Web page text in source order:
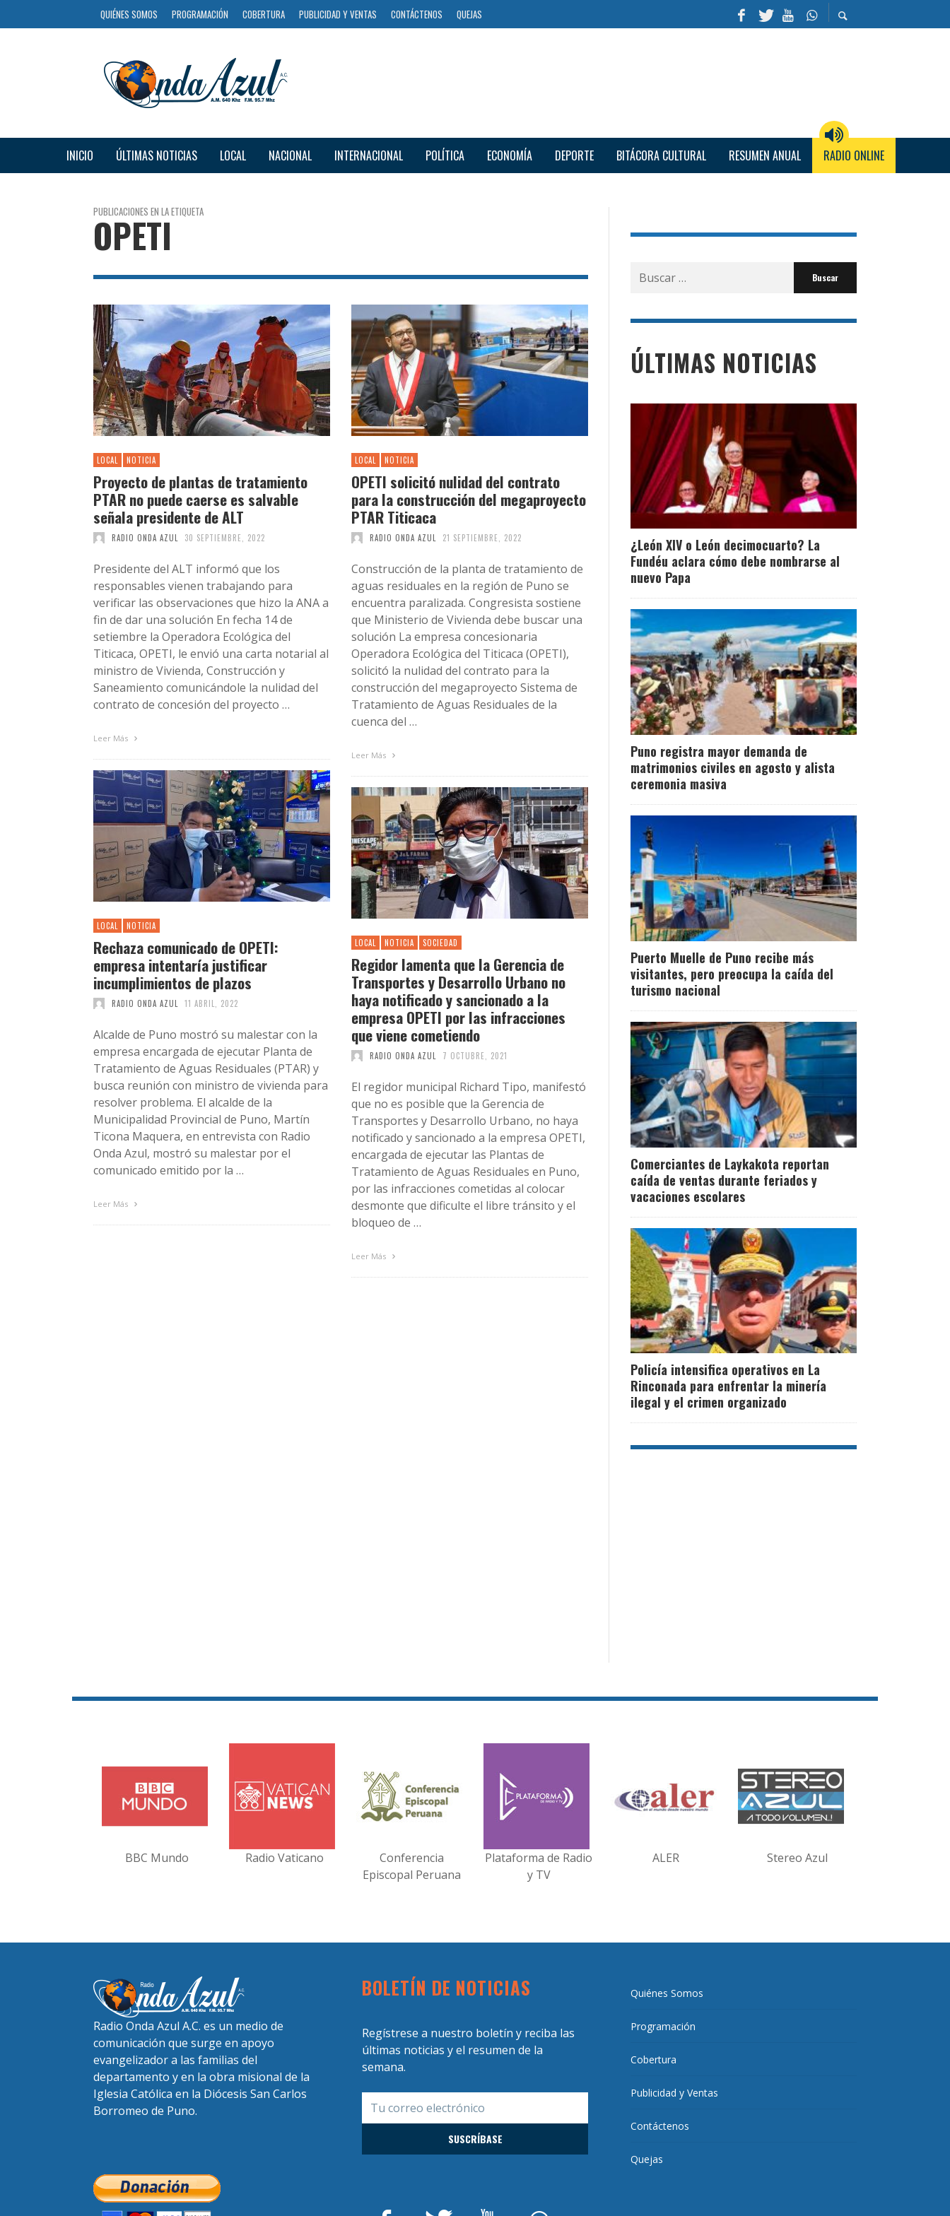
QUIÉNES SOMOS PROGRAMACIÓN COBERTURA PUBLICIDAD Y VENTAS CONTÁCTENOS QUEJAS
INICIO ÚLTIMAS NOTICIAS LOCAL NACIONAL INTERNACIONAL POLÍTICA ECONOMÍA DEPORTE BITÁCORA CULTURAL RESUMEN ANUAL RADIO ONLINE
PUBLICACIONES EN LA ETIQUETA
OPETI
LOCAL NOTICIA
Proyecto de plantas de tratamiento
PTAR no puede caerse es salvable
señala presidente de ALT
RADIO ONDA AZUL 30 SEPTIEMBRE, 2022
Presidente del ALT informó que los
responsables vienen trabajando para
verificar las observaciones que hizo la ANA a
fin de dar una solución En fecha 14 de
setiembre la Operadora Ecológica del
Titicaca, OPETI, le envió una carta notarial al
ministro de Vivienda, Construcción y
Saneamiento comunicándole la nulidad del
contrato de concesión del proyecto …
Leer Más
LOCAL NOTICIA
OPETI solicitó nulidad del contrato
para la construcción del megaproyecto
PTAR Titicaca
RADIO ONDA AZUL 21 SEPTIEMBRE, 2022
Construcción de la planta de tratamiento de
aguas residuales en la región de Puno se
encuentra paralizada. Congresista sostiene
que Ministerio de Vivienda debe buscar una
solución La empresa concesionaria
Operadora Ecológica del Titicaca (OPETI),
solicitó la nulidad del contrato para la
construcción del megaproyecto Sistema de
Tratamiento de Aguas Residuales de la
cuenca del …
Leer Más
LOCAL NOTICIA
Rechaza comunicado de OPETI:
empresa intentaría justificar
incumplimientos de plazos
RADIO ONDA AZUL 11 ABRIL, 2022
Alcalde de Puno mostró su malestar con la
empresa encargada de ejecutar Planta de
Tratamiento de Aguas Residuales (PTAR) y
busca reunión con ministro de vivienda para
resolver problema. El alcalde de la
Municipalidad Provincial de Puno, Martín
Ticona Maquera, en entrevista con Radio
Onda Azul, mostró su malestar por el
comunicado emitido por la …
Leer Más
LOCAL NOTICIA SOCIEDAD
Regidor lamenta que la Gerencia de
Transportes y Desarrollo Urbano no
haya notificado y sancionado a la
empresa OPETI por las infracciones
que viene cometiendo
RADIO ONDA AZUL 7 OCTUBRE, 2021
El regidor municipal Richard Tipo, manifestó
que no es posible que la Gerencia de
Transportes y Desarrollo Urbano, no haya
notificado y sancionado a la empresa OPETI,
encargada de ejecutar las Plantas de
Tratamiento de Aguas Residuales en Puno,
por las infracciones cometidas al colocar
desmonte que dificulte el libre tránsito y el
bloqueo de …
Leer Más
Buscar
por:
ÚLTIMAS NOTICIAS
¿León XIV o León decimocuarto? La
Fundéu aclara cómo debe nombrarse al
nuevo Papa
Puno registra mayor demanda de
matrimonios civiles en agosto y alista
ceremonia masiva
Puerto Muelle de Puno recibe más
visitantes, pero preocupa la caída del
turismo nacional
Comerciantes de Laykakota reportan
caída de ventas durante feriados y
vacaciones escolares
Policía intensifica operativos en La
Rinconada para enfrentar la minería
ilegal y el crimen organizado
BBC Mundo Radio Vaticano
Conferencia
Episcopal Peruana
Plataforma de Radio
y TV
ALER Stereo Azul
Radio Onda Azul A.C. es un medio de
comunicación que surge en apoyo
evangelizador a las familias del
departamento y en la obra misional de la
Iglesia Católica en la Diócesis San Carlos
Borromeo de Puno.
BOLETÍN DE NOTICIAS
Regístrese a nuestro boletín y reciba las
últimas noticias y el resumen de la
semana.
Quiénes Somos
Programación
Cobertura
Publicidad y Ventas
Contáctenos
Quejas